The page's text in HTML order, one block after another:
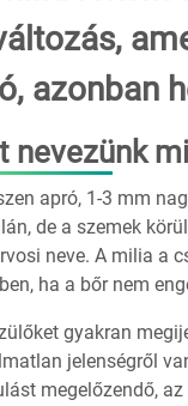
azonban
nevezünk
apró, 1-3 mm
de a szemek
neve. A milia a
ha a bőr nem
gyakran
jelenségről
megelőzendő,